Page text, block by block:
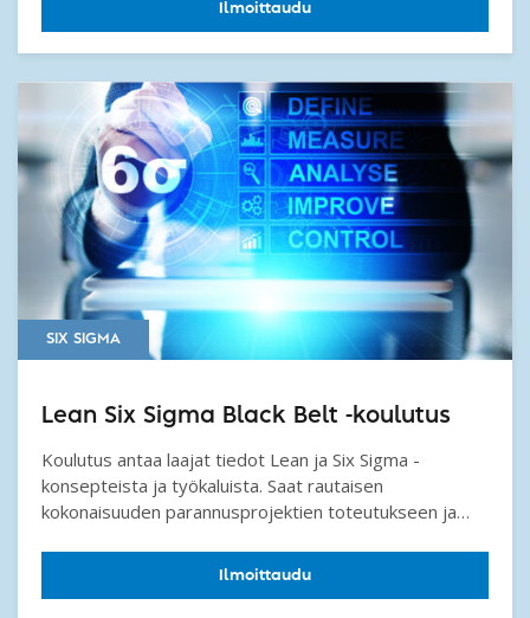
Ilmoittaudu
SIX SIGMA
Lean Six Sigma Black Belt -koulutus
Koulutus antaa laajat tiedot Lean ja Six Sigma -
konsepteista ja työkaluista. Saat rautaisen
kokonaisuuden parannusprojektien toteutukseen ja
palveluiden laatua, kustannuksia ja aikaa.
Ilmoittaudu